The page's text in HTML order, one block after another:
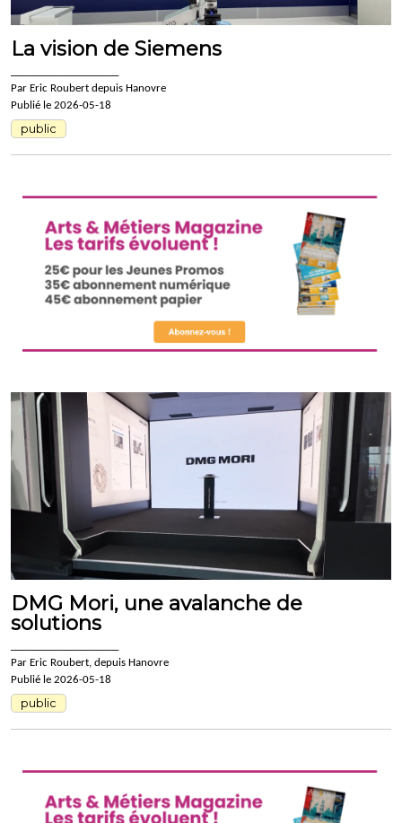
La vision de Siemens
Par Eric Roubert depuis Hanovre
Publié le 2026-05-18
public
DMG Mori, une avalanche de
solutions
Par Eric Roubert, depuis Hanovre
Publié le 2026-05-18
public